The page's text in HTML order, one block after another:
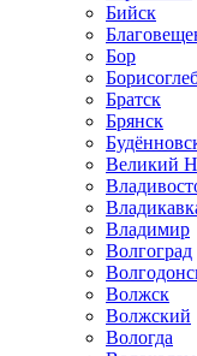
Бийск
Бор
Братск
Брянск
Великий
Владимир
Волгоград
Волжск
Волжский
Вологда